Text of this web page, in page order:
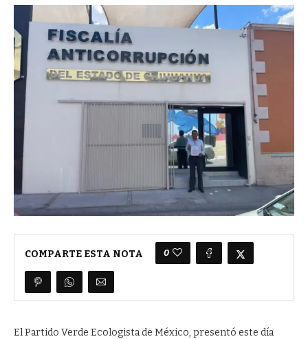
COMPARTE ESTA NOTA 0
El Partido Verde Ecologista de México, presentó este día